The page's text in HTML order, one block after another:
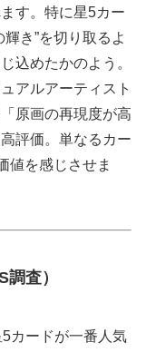
す。特に星5カー
き”を切り取るよ
込めたかのよう。
アルアーティスト
原画の再現度が高
評価。単なるカー
値を感じさせま
査）
カードが一番人気